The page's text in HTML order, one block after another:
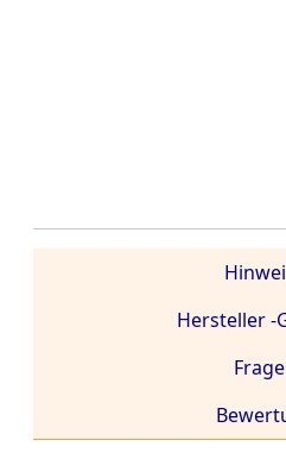
Hersteller -